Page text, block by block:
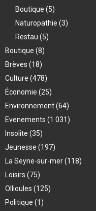
Boutique (5)
Naturopathie (3)
Restau (5)
Boutique (8)
Brèves (18)
Culture (478)
Économie (25)
Environnement(64)
Evenements (1 031)
Insolite (35)
Jeunesse (197)
La Seyne-sur-mer(118)
Loisirs (75)
Ollioules (125)
Politique (1)